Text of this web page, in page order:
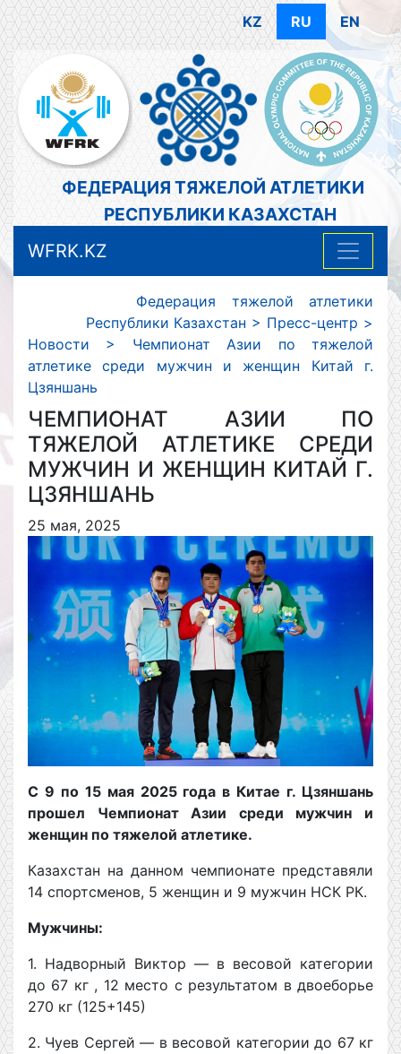
KZ RU EN
ФЕДЕРАЦИЯ ТЯЖЕЛОЙ АТЛЕТИКИ
РЕСПУБЛИКИ КАЗАХСТАН
WFRK.KZ
Федерация тяжелой атлетики
Республики Казахстан > Пресс-центр >
Новости > Чемпионат Азии по тяжелой
атлетике среди мужчин и женщин Китай г.
Цзяншань
ЧЕМПИОНАТ АЗИИ ПО
ТЯЖЕЛОЙ АТЛЕТИКЕ СРЕДИ
МУЖЧИН И ЖЕНЩИН КИТАЙ Г.
ЦЗЯНШАНЬ
25 мая, 2025
С 9 по 15 мая 2025 года в Китае г. Цзяншань
прошел Чемпионат Азии среди мужчин и
женщин по тяжелой атлетике.
Казахстан на данном чемпионате представяли
14 спортсменов, 5 женщин и 9 мужчин НСК РК.
Мужчины:
1. Надворный Виктор — в весовой категории
до 67 кг , 12 место с результатом в двоеборье
270 кг (125+145)
2. Чуев Сергей — в весовой категории до 67 кг